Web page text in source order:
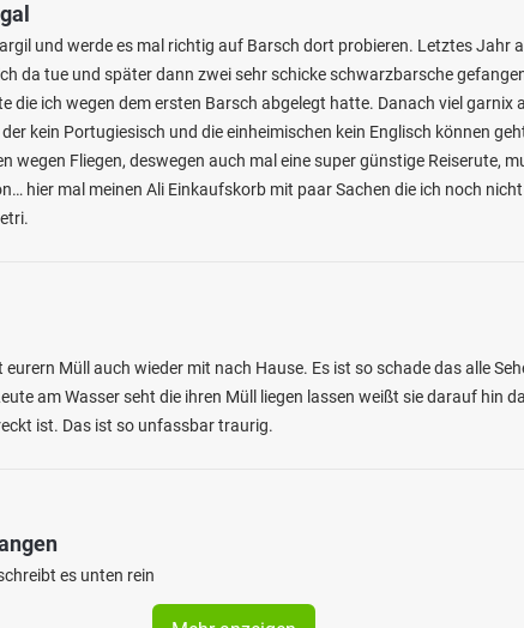
und werde es mal richtig auf Barsch dort probieren. Letztes Jahr
da tue und später dann zwei sehr schicke schwarzbarsche
die ich wegen dem ersten Barsch abgelegt hatte. Danach viel garnix
kein Portugiesisch und die einheimischen kein Englisch können
Fliegen, deswegen auch mal eine super günstige Reiserute,
hier mal meinen Ali Einkaufskorb mit paar Sachen die ich noch
Müll auch wieder mit nach Hause. Es ist so schade das alle
am Wasser seht die ihren Müll liegen lassen weißt sie darauf hin
ist. Das ist so unfassbar traurig.
es unten rein